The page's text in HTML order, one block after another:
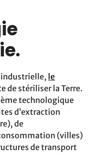
industrielle, le
de stériliser la Terre.
technologique
d’extraction
de
(villes)
de transport